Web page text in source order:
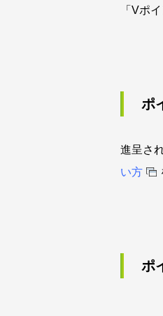
「Vポ
ポ
進呈さ
い方
ポ